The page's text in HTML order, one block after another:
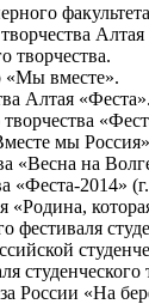
творчества.
«Мы вместе».
Алтая «Феста».
мы
«Весна на
«Феста-2014»
«Родина,
России «На